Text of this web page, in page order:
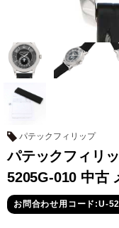
パテックフィリップ
パテックフィリ
5205G-010 中古
お問合わせ用コード:U-